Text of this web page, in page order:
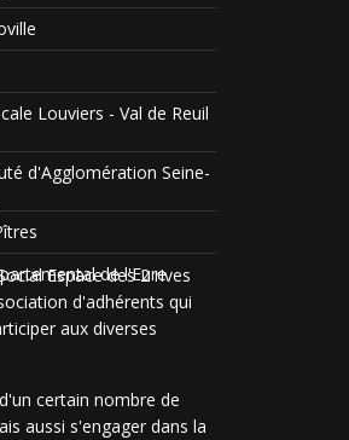
Louviers - Val de Reuil
d'Agglomération Seine-
de l'Eure
Espace des 2 rives
d'adhérents qui
aux diverses
certain nombre de
aussi s'engager dans la